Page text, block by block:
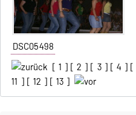
DSC05498
[ 1 ] [ 2 ] [ 3 ] [ 4 ] [
11 ] [ 12 ] [ 13 ]